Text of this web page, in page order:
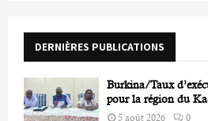
r
DERNIÈRES PUBLICATIONS
Burkina/Taux
pour la région du
5 août 2026 0